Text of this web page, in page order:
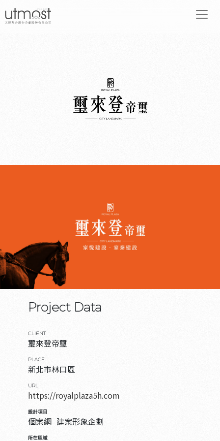
Project Data
CLIENT
璽來登帝璽
PLACE
新北市林口區
URL
https://royalplaza5h.com
設計項目
個案網 建案形象企劃
所在區域